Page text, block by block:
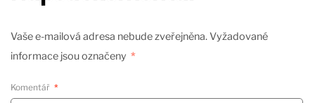
Vaše e-mailová adresa nebude zveřejněna.Vyžadované
informace jsou označeny *
Komentář *